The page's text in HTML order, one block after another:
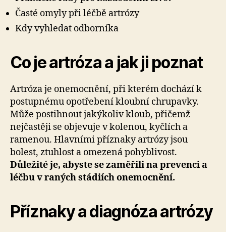
Časté omyly při léčbě artrózy
Kdy vyhledat odborníka
Co je artróza a jak ji poznat
Artróza je onemocnění, při kterém dochází k
postupnému opotřebení kloubní chrupavky.
Může postihnout jakýkoliv kloub, přičemž
nejčastěji se objevuje v kolenou, kyčlích a
ramenou. Hlavními příznaky artrózy jsou
bolest, ztuhlost a omezená pohyblivost.
Důležité je, abyste se zaměřili na prevenci a
léčbu v raných stádiích onemocnění.
Příznaky a diagnóza artrózy